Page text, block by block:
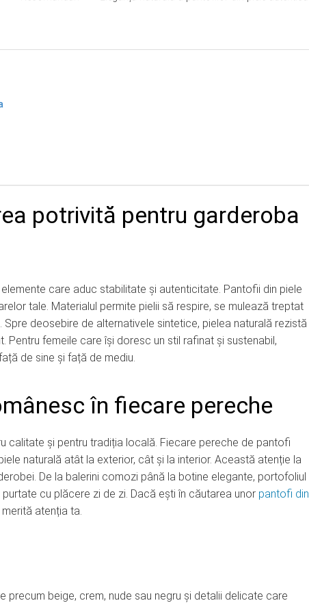
potrivită pentru garderoba
care aduc stabilitate și autenticitate. Pantofii din piele
tale. Materialul permite pielii să respire, se mulează treptat
deosebire de alternativele sintetice, pielea naturală rezistă
Pentru femeile care își doresc un stil rafinat și sustenabil,
de sine și față de mediu.
în fiecare pereche
calitate și pentru tradiția locală. Fiecare pereche de pantofi
naturală atât la exterior, cât și la interior. Această atenție la
De la balerini comozi până la botine elegante, portofoliul
cu plăcere zi de zi. Dacă ești în căutarea unor pantofi din
atenția ta.
precum beige, crem, nude sau negru și detalii delicate care